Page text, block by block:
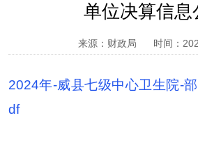
单位决算信息
来源：财政局 时间：
2024年-威县七级中心卫生院-
df